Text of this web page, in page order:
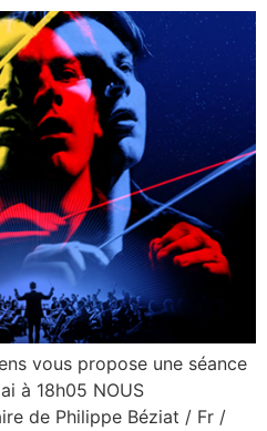
vous propose une séance
à 18h05 NOUS
de Philippe Béziat / Fr /